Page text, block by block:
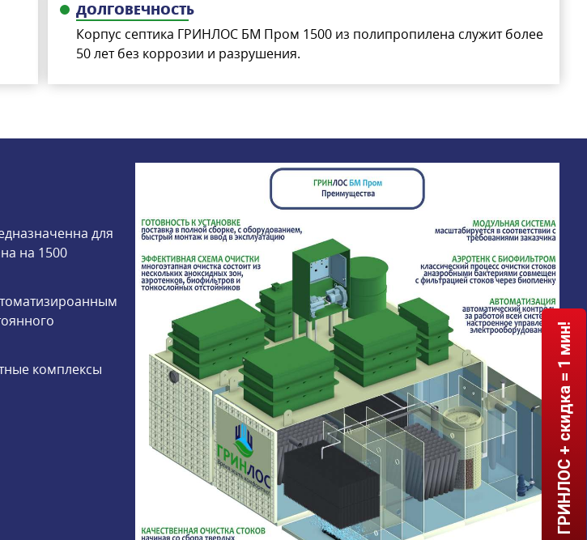
ДОЛГОВЕЧНОСТЬ
Корпус септика ГРИНЛОС БМ Пром 1500 из полипропилена служит более
50 лет без коррозии и разрушения.
для
на 1500
комплексы
ГРИНЛОС + скидка = 1 мин!